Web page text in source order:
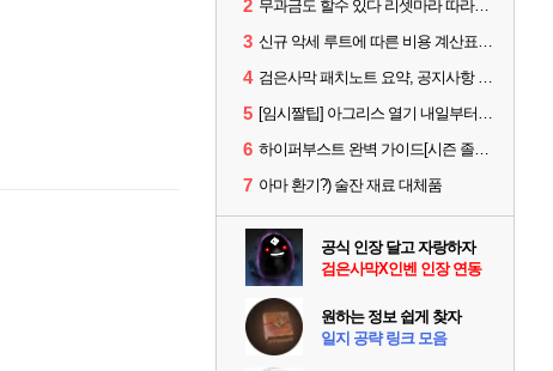
2 무과금도 할수 있다 리셋마라 따라하기
3 신규 악세 루트에 따른 비용 계산표 #에크레타#아페론#카라자드#데보레카
4 검은사막 패치노트 요약, 공지사항 검색, AI 사서 사이트 공유 (칼페온 도서관)
5 [임시짤팁] 아그리스 열기 내일부터 꺼봅시다.
6 하이퍼부스트 완벽 가이드[시즌 졸업 부터 공방합 750까지] _ 21시간 26분 컷 성장 꿀팁 총 정리
7 아마 환기?) 술잔 재료 대체품
공식 인장 달고 자랑하자
검은사막X인벤 인장 연동
원하는 정보 쉽게 찾자
일지 공략 링크 모음